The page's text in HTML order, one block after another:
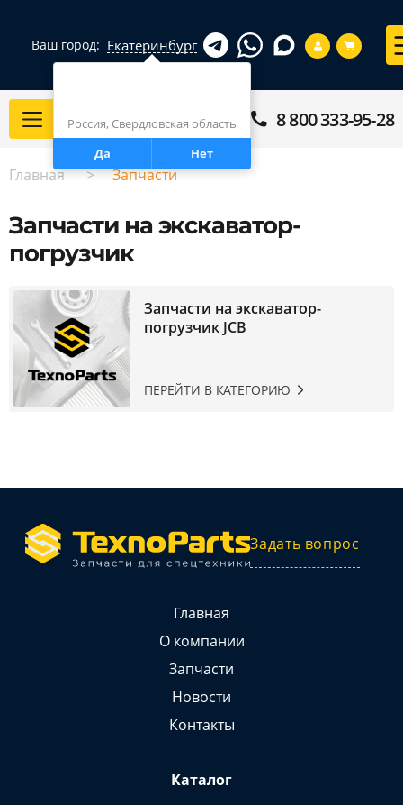
Ваш город: Екатеринбург
Россия, Свердловская область
Да
Нет
Каталог 8 800 333-95-28
Главная Запчасти
Запчасти на экскаватор-
погрузчик
Запчасти на экскаватор-
погрузчик JCB
ПЕРЕЙТИ В КАТЕГОРИЮ
Задать вопрос
Главная
О компании
Запчасти
Новости
Контакты
Каталог